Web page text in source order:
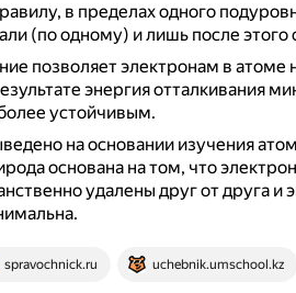
в пределах одного
(по одному) и лишь после
позволяет электронам в атоме
энергия отталкивания
устойчивым.
на основании изучения
основана на том, что
удалены друг от друга и
spravochnick.ru uchebnik.umschool.kz